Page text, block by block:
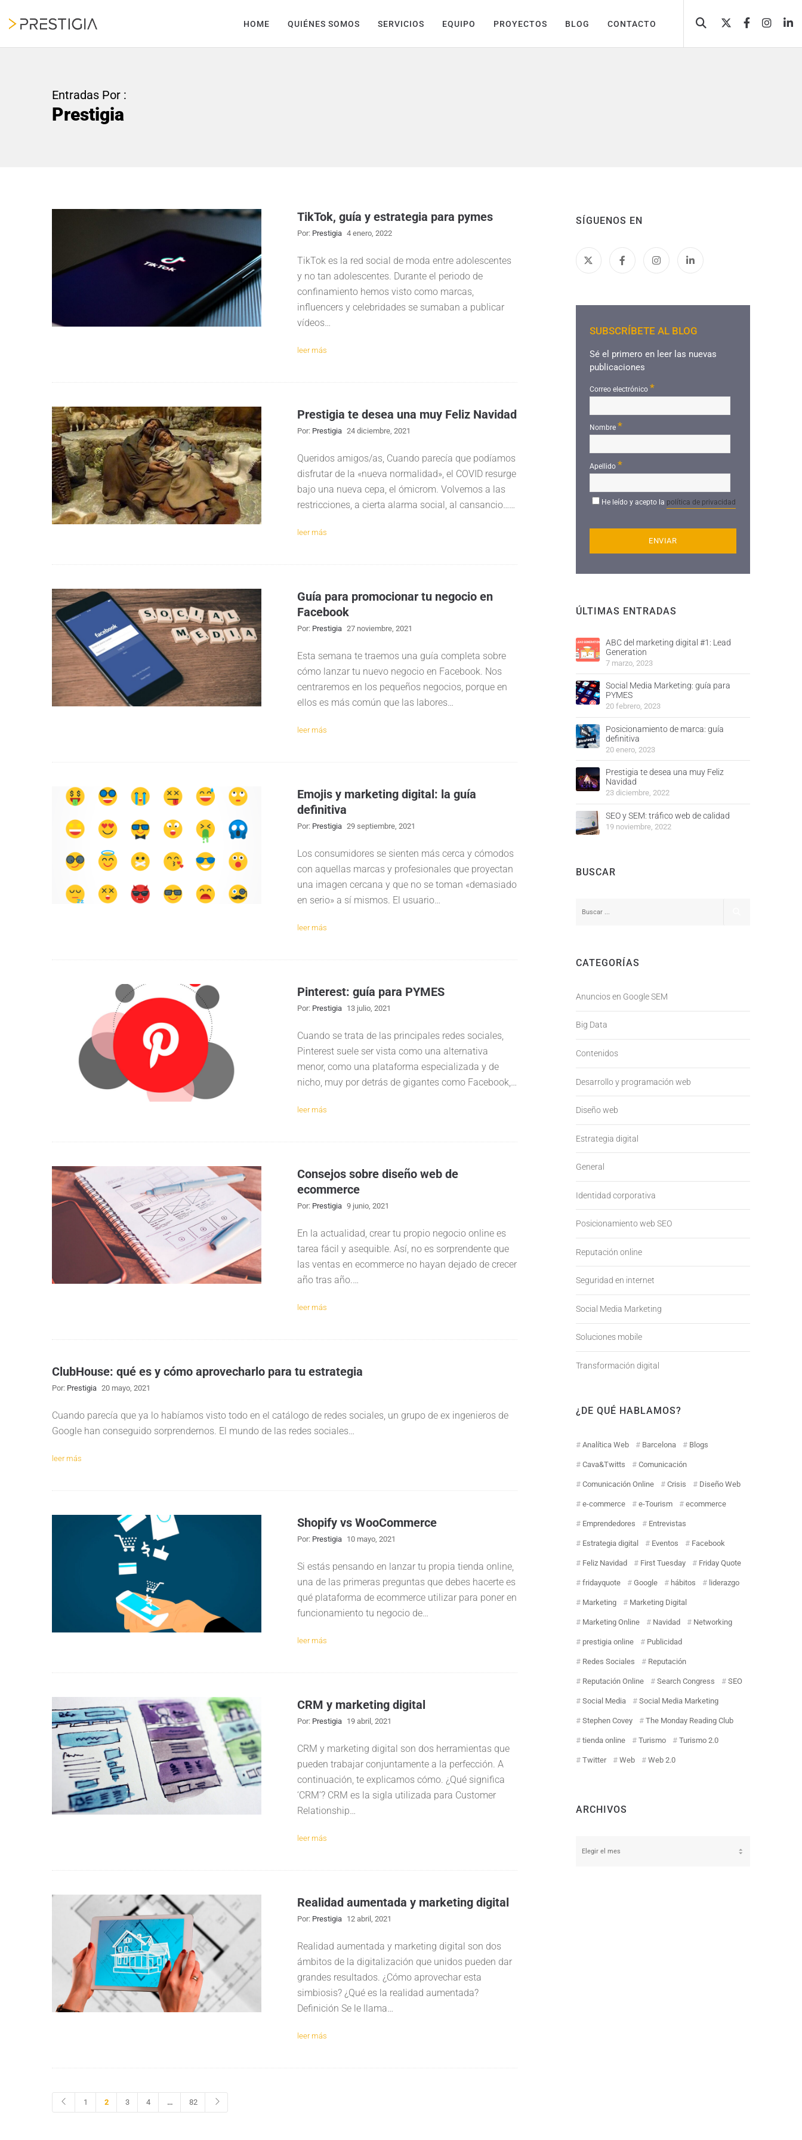
HOME QUIÉNES SOMOS SERVICIOS EQUIPO PROYECTOS BLOG CONTACTO
Entradas Por :
Prestigia
TikTok, guía y estrategia para pymes
Por: Prestigia 4 enero, 2022
TikTok es la red social de moda entre adolescentes
y no tan adolescentes. Durante el periodo de
confinamiento hemos visto como marcas,
influencers y celebridades se sumaban a publicar
vídeos…
leer más
Prestigia te desea una muy Feliz Navidad
Por: Prestigia 24 diciembre, 2021
Queridos amigos/as, Cuando parecía que podíamos
disfrutar de la «nueva normalidad», el COVID resurge
bajo una nueva cepa, el ómicrom. Volvemos a las
restricciones, a cierta alarma social​, al cansancio​……
leer más
Guía para promocionar tu negocio en
Facebook
Por: Prestigia 27 noviembre, 2021
Esta semana te traemos una guía completa sobre
cómo lanzar tu nuevo negocio en Facebook. Nos
centraremos en los pequeños negocios, porque en
ellos es más común que las labores…
leer más
Emojis y marketing digital: la guía
definitiva
Por: Prestigia 29 septiembre, 2021
Los consumidores se sienten más cerca y cómodos
con aquellas marcas y profesionales que proyectan
una imagen cercana y que no se toman «demasiado
en serio» a sí mismos. El usuario…
leer más
Pinterest: guía para PYMES
Por: Prestigia 13 julio, 2021
Cuando se trata de las principales redes sociales,
Pinterest suele ser vista como una alternativa
menor, como una plataforma especializada y de
nicho, muy por detrás de gigantes como Facebook,…
leer más
Consejos sobre diseño web de
ecommerce
Por: Prestigia 9 junio, 2021
En la actualidad, crear tu propio negocio online es
tarea fácil y asequible. Así, no es sorprendente que
las ventas en ecommerce no hayan dejado de crecer
año tras año.…
leer más
ClubHouse: qué es y cómo aprovecharlo para tu estrategia
Por: Prestigia 20 mayo, 2021
Cuando parecía que ya lo habíamos visto todo en el catálogo de redes sociales, un grupo de ex ingenieros de
Google han conseguido sorprendernos. El mundo de las redes sociales…
leer más
Shopify vs WooCommerce
Por: Prestigia 10 mayo, 2021
Si estás pensando en lanzar tu propia tienda online,
una de las primeras preguntas que debes hacerte es
qué plataforma de ecommerce utilizar para poner en
funcionamiento tu negocio de…
leer más
CRM y marketing digital
Por: Prestigia 19 abril, 2021
CRM y marketing digital son dos herramientas que
pueden trabajar conjuntamente a la perfección. A
continuación, te explicamos cómo. ¿Qué significa
‘CRM’? CRM es la sigla utilizada para Customer
Relationship…
leer más
Realidad aumentada y marketing digital
Por: Prestigia 12 abril, 2021
Realidad aumentada y marketing digital son dos
ámbitos de la digitalización que unidos pueden dar
grandes resultados. ¿Cómo aprovechar esta
simbiosis? ¿Qué es la realidad aumentada?
Definición Se le llama…
leer más
1 2 3 4 … 82
SÍGUENOS EN
SUBSCRÍBETE AL BLOG
Sé el primero en leer las nuevas
publicaciones
Correo electrónico *
Nombre *
Apellido *
He leído y acepto la política de privacidad
ÚLTIMAS ENTRADAS
ABC del marketing digital #1: Lead
Generation
7 marzo, 2023
Social Media Marketing: guía para
PYMES
20 febrero, 2023
Posicionamiento de marca: guía
definitiva
20 enero, 2023
Prestigia te desea una muy Feliz
Navidad
23 diciembre, 2022
SEO y SEM: tráfico web de calidad
19 noviembre, 2022
BUSCAR
CATEGORÍAS
Anuncios en Google SEM
Big Data
Contenidos
Desarrollo y programación web
Diseño web
Estrategia digital
General
Identidad corporativa
Posicionamiento web SEO
Reputación online
Seguridad en internet
Social Media Marketing
Soluciones mobile
Transformación digital
¿DE QUÉ HABLAMOS?
Analítica Web Barcelona Blogs
Cava&Twitts Comunicación
Comunicación Online Crisis Diseño Web
e-commerce e-Tourism ecommerce
Emprendedores Entrevistas
Estrategia digital Eventos Facebook
Feliz Navidad First Tuesday Friday Quote
fridayquote Google hábitos liderazgo
Marketing Marketing Digital
Marketing Online Navidad Networking
prestigia online Publicidad
Redes Sociales Reputación
Reputación Online Search Congress SEO
Social Media Social Media Marketing
Stephen Covey The Monday Reading Club
tienda online Turismo Turismo 2.0
Twitter Web Web 2.0
ARCHIVOS